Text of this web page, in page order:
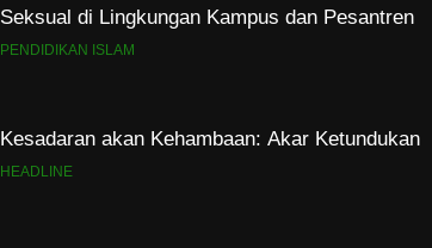
Seksual di Lingkungan Kampus dan Pesantren
PENDIDIKAN ISLAM
Kesadaran akan Kehambaan: Akar Ketundukan
HEADLINE